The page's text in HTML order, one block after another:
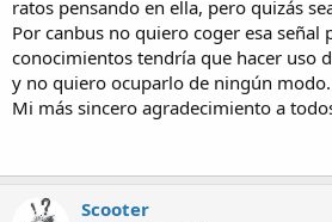
ratos pensando en ella, pero quizás
Por canbus no quiero coger esa señal
conocimientos tendría que hacer uso
y no quiero ocuparlo de ningún modo.
Mi más sincero agradecimiento a
Scooter